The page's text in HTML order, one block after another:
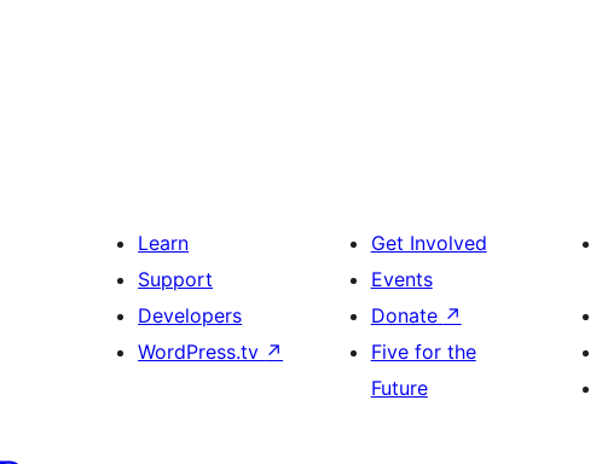
Learn
Support
Developers
WordPress.tv ↗
Get Involved
Events
Donate ↗
Five for the
Future